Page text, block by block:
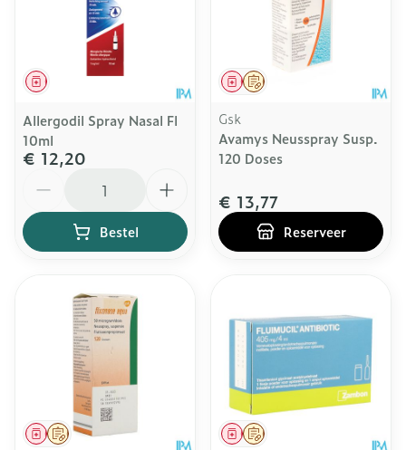
Geneesmiddel
Allergodil Spray Nasal Fl
10ml
€ 12,20
Bestel
Op voorschrift
Geneesmiddel
Gsk
Avamys Neusspray Susp.
120 Doses
€ 13,77
Reserveer
Op voorschrift
Geneesmiddel Op voorschrift
Geneesmiddel